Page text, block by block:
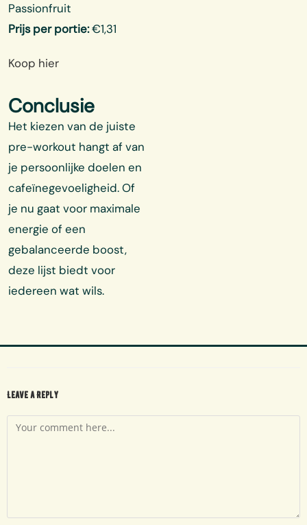
Passionfruit
Prijs per portie:€1,31
Koop hier
Conclusie
Het kiezen van de juiste
pre-workout hangt af van
je persoonlijke doelen en
cafeïnegevoeligheid. Of
je nu gaat voor maximale
energie of een
gebalanceerde boost,
deze lijst biedt voor
iedereen wat wils.
Leave a Reply